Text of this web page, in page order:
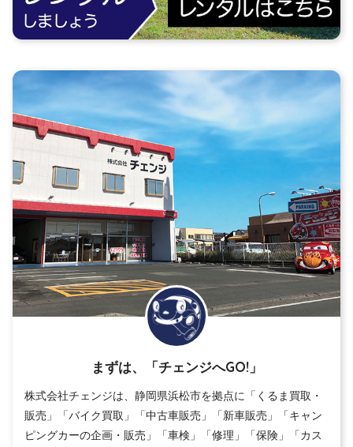
まずは、「チェンジへGO!」
株式会社チェンジは、静岡県浜松市を拠点に「くるま買取・
販売」「バイク買取」「中古車販売」「新車販売」「キャン
ピングカーの企画・販売」「車検」「修理」「保険」「カス